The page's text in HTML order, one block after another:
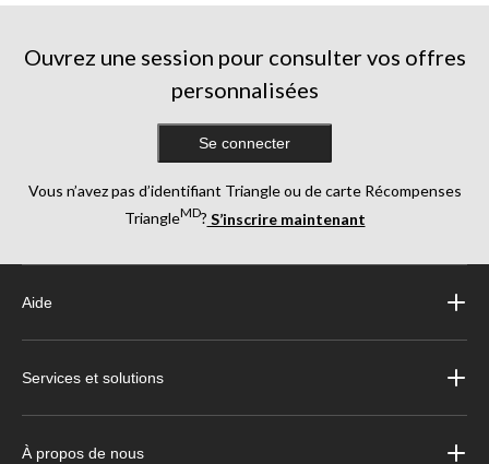
Ouvrez une session pour consulter vos offres
personnalisées
Se connecter
Vous n’avez pas d’identifiant Triangle ou de carte Récompenses
TriangleMD? S’inscrire maintenant
Aide
Services et solutions
À propos de nous